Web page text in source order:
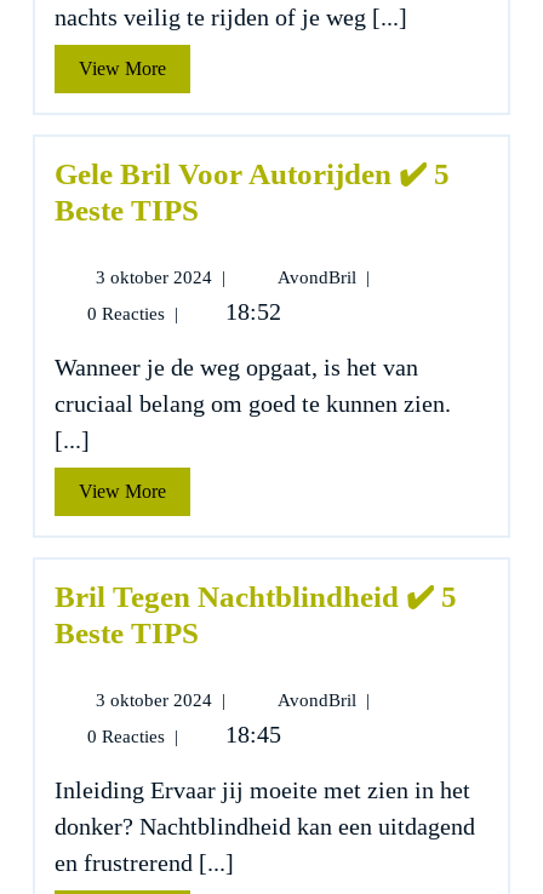
Beste
nachts veilig te rijden of je weg [...]
View MoreView
More
Gele Bril Voor Autorijden ✔️ 5
Beste TIPS
3 oktober 2024 3
2024
| AvondBril
Gele
✔️
5
|
0 Reacties | 18:52
Wanneer je de weg opgaat, is het van
cruciaal belang om goed te kunnen zien.
[...]
View MoreView
More
Bril Tegen Nachtblindheid ✔️ 5
Beste TIPS
3 oktober 2024 3
2024
| AvondBril
Bril
5
Beste
|
0 Reacties | 18:45
Inleiding Ervaar jij moeite met zien in het
donker? Nachtblindheid kan een uitdagend
en frustrerend [...]